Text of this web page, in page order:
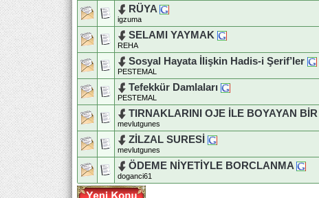
RÜYA
igzuma
SELAMI YAYMAK
REHA
Sosyal Hayata İlişkin Hadis-i Şerif’ler
PESTEMAL
Tefekkür Damlaları
PESTEMAL
TIRNAKLARINI OJE İLE BOYAYAN
mevlutgunes
ZİLZAL SURESİ
mevlutgunes
ÖDEME NİYETİYLE BORCLANMA
doganci61